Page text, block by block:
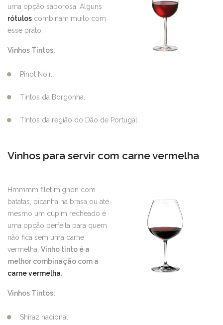
uma opção saborosa. Alguns
rótulos combinam muito com
esse prato.
Vinhos Tintos:
Pinot Noir.
Tintos da Borgonha.
TIntos da região do Dão de Portugal.
Vinhos para servir com carne vermelha
Hmmmm filet mignon com
batatas, picanha na brasa ou até
mesmo um cupim recheado é
uma opção perfeita para quem
não fica sem uma carne
vermelha. Vinho tinto é a
melhor combinação com a
carne vermelha
Vinhos Tintos:
Shiraz nacional.